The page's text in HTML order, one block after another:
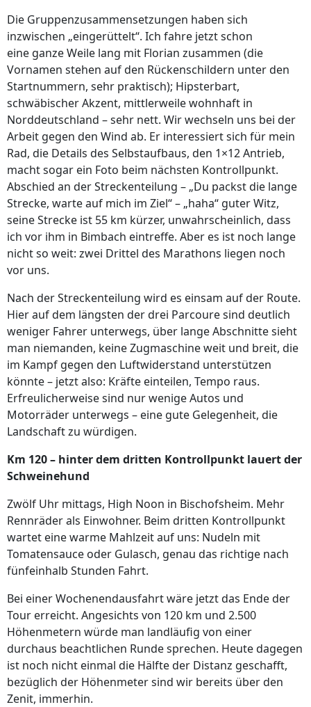
Die Gruppenzusammensetzungen haben sich
inzwischen „eingerüttelt“. Ich fahre jetzt schon
eine ganze Weile lang mit Florian zusammen (die
Vornamen stehen auf den Rückenschildern unter den
Startnummern, sehr praktisch); Hipsterbart,
schwäbischer Akzent, mittlerweile wohnhaft in
Norddeutschland – sehr nett. Wir wechseln uns bei der
Arbeit gegen den Wind ab. Er interessiert sich für mein
Rad, die Details des Selbstaufbaus, den 1×12 Antrieb,
macht sogar ein Foto beim nächsten Kontrollpunkt.
Abschied an der Streckenteilung – „Du packst die lange
Strecke, warte auf mich im Ziel“ – „haha“ guter Witz,
seine Strecke ist 55 km kürzer, unwahrscheinlich, dass
ich vor ihm in Bimbach eintreffe. Aber es ist noch lange
nicht so weit: zwei Drittel des Marathons liegen noch
vor uns.
Nach der Streckenteilung wird es einsam auf der Route.
Hier auf dem längsten der drei Parcoure sind deutlich
weniger Fahrer unterwegs, über lange Abschnitte sieht
man niemanden, keine Zugmaschine weit und breit, die
im Kampf gegen den Luftwiderstand unterstützen
könnte – jetzt also: Kräfte einteilen, Tempo raus.
Erfreulicherweise sind nur wenige Autos und
Motorräder unterwegs – eine gute Gelegenheit, die
Landschaft zu würdigen.
Km 120– hinter dem dritten Kontrollpunkt lauert der
Schweinehund
Zwölf Uhr mittags, High Noon in Bischofsheim. Mehr
Rennräder als Einwohner. Beim dritten Kontrollpunkt
wartet eine warme Mahlzeit auf uns: Nudeln mit
Tomatensauce oder Gulasch, genau das richtige nach
fünfeinhalb Stunden Fahrt.
Bei einer Wochenendausfahrt wäre jetzt das Ende der
Tour erreicht. Angesichts von 120 km und 2.500
Höhenmetern würde man landläufig von einer
durchaus beachtlichen Runde sprechen. Heute dagegen
ist noch nicht einmal die Hälfte der Distanz geschafft,
bezüglich der Höhenmeter sind wir bereits über den
Zenit, immerhin.